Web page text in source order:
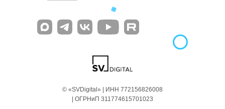
© «SVDigital» | ИНН 772156826008
| ОГРНиП 311774615701023